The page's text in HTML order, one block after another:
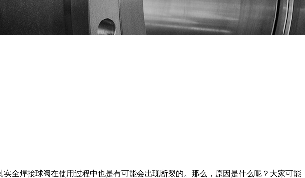
全焊接球阀在使用过程中也是有可能会出现断裂的。那么，原因是什么呢？大家可能